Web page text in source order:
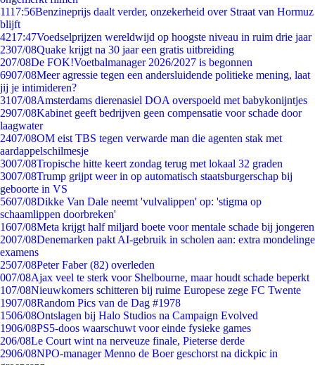
1117:56Benzineprijs daalt verder, onzekerheid over Straat van Hormuz
blijft
4217:47Voedselprijzen wereldwijd op hoogste niveau in ruim drie jaar
2307/08Quake krijgt na 30 jaar een gratis uitbreiding
207/08De FOK!Voetbalmanager 2026/2027 is begonnen
6907/08Meer agressie tegen een andersluidende politieke mening, laat
jij je intimideren?
3107/08Amsterdams dierenasiel DOA overspoeld met babykonijntjes
2907/08Kabinet geeft bedrijven geen compensatie voor schade door
laagwater
2407/08OM eist TBS tegen verwarde man die agenten stak met
aardappelschilmesje
3007/08Tropische hitte keert zondag terug met lokaal 32 graden
3007/08Trump grijpt weer in op automatisch staatsburgerschap bij
geboorte in VS
5607/08Dikke Van Dale neemt 'vulvalippen' op: 'stigma op
schaamlippen doorbreken'
1607/08Meta krijgt half miljard boete voor mentale schade bij jongeren
2007/08Denemarken pakt AI-gebruik in scholen aan: extra mondelinge
examens
2507/08Peter Faber (82) overleden
007/08Ajax veel te sterk voor Shelbourne, maar houdt schade beperkt
107/08Nieuwkomers schitteren bij ruime Europese zege FC Twente
1907/08Random Pics van de Dag #1978
1506/08Ontslagen bij Halo Studios na Campaign Evolved
1906/08PS5-doos waarschuwt voor einde fysieke games
206/08Le Court wint na nerveuze finale, Pieterse derde
2906/08NPO-manager Menno de Boer geschorst na dickpic in